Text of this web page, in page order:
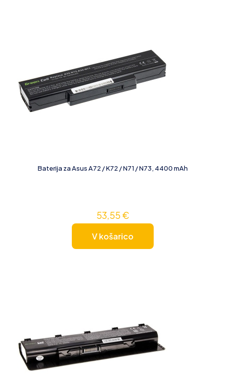
Baterija za Asus A72 / K72 / N71 / N73, 4400 mAh
53,55 €
V košarico